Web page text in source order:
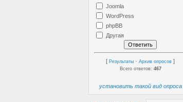
Joomla
WordPress
phpBB
Другая
[ Результаты · Архив опросов ]
Всего ответов: 467
установить такой вид опроса